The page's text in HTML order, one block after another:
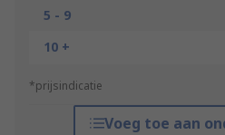
5 - 9
10 +
*prijsindicatie
Voeg toe aan